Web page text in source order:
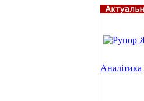
Аналітика